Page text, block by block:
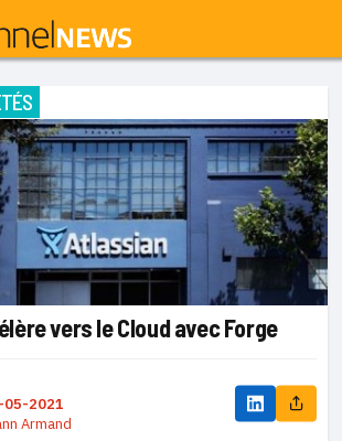
vers le Cloud avec Forge
05-2021
Armand